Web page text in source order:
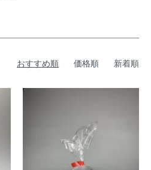
おすすめ順 価格順 新着順